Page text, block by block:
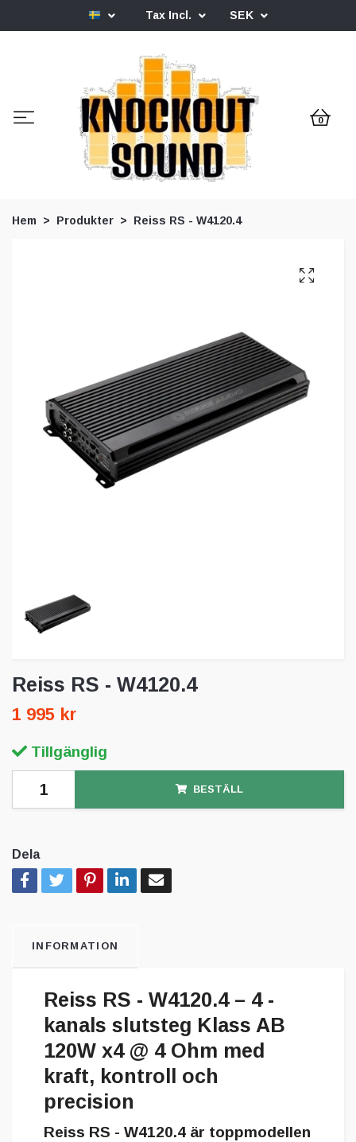
Tax Incl. SEK
0
Hem Produkter Reiss RS - W4120.4
Reiss RS - W4120.4
1 995 kr
Tillgänglig
BESTÄLL
Dela
INFORMATION
Reiss RS - W4120.4 – 4 -
kanals slutsteg Klass AB
120W x4 @ 4 Ohm med
kraft, kontroll och
precision
Reiss RS - W4120.4 är toppmodellen